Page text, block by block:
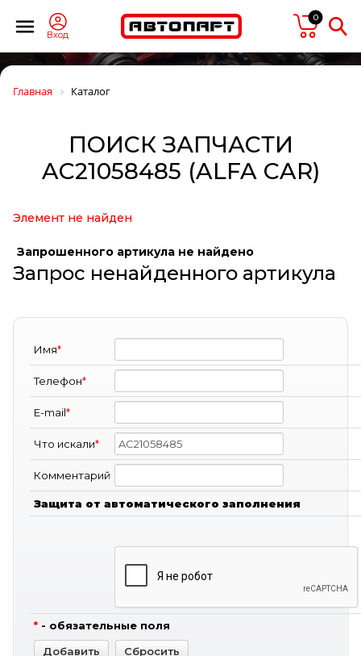
Вход
0
Главная Каталог
ПОИСК ЗАПЧАСТИ
AC21058485 (ALFA CAR)
Элемент не найден
Запрошенного артикула не найдено
Запрос ненайденного артикула
Имя*
Телефон*
E-mail*
Что искали*
Комментарий
Защита от автоматического заполнения
* - обязательные поля